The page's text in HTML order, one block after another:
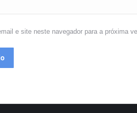
e site neste navegador para a próxima